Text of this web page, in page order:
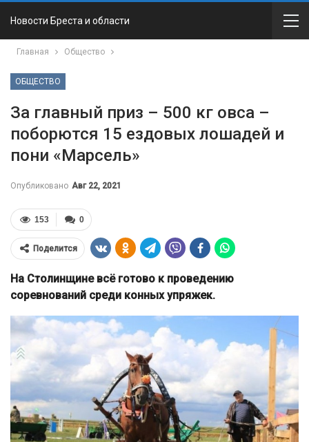
Новости Бреста и области
Главная Общество
ОБЩЕСТВО
За главный приз – 500 кг овса –
поборются 15 ездовых лошадей и
пони «Марсель»
Опубликовано Авг 22, 2021
0
153
Поделится
На Столинщине всё готово к проведению
соревнований среди конных упряжек.